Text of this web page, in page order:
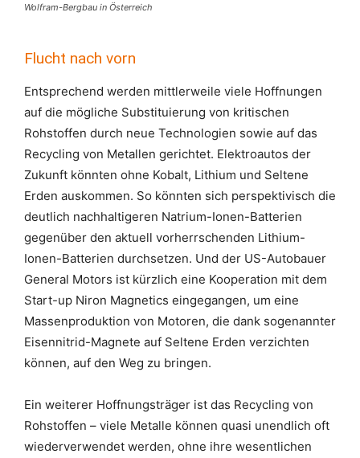
Wolfram-Bergbau in Österreich
Flucht nach vorn
Entsprechend werden mittlerweile viele Hoffnungen
auf die mögliche Substituierung von kritischen
Rohstoffen durch neue Technologien sowie auf das
Recycling von Metallen gerichtet. Elektroautos der
Zukunft könnten ohne Kobalt, Lithium und Seltene
Erden auskommen. So könnten sich perspektivisch die
deutlich nachhaltigeren Natrium-Ionen-Batterien
gegenüber den aktuell vorherrschenden Lithium-
Ionen-Batterien durchsetzen. Und der US-Autobauer
General Motors ist kürzlich eine Kooperation mit dem
Start-up Niron Magnetics eingegangen, um eine
Massenproduktion von Motoren, die dank sogenannter
Eisennitrid-Magnete auf Seltene Erden verzichten
können, auf den Weg zu bringen.
Ein weiterer Hoffnungsträger ist das Recycling von
Rohstoffen – viele Metalle können quasi unendlich oft
wiederverwendet werden, ohne ihre wesentlichen